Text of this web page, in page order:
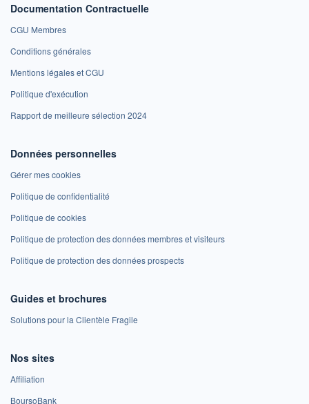
Documentation Contractuelle
CGU Membres
Conditions générales
Mentions légales et CGU
Politique d'exécution
Rapport de meilleure sélection 2024
Données personnelles
Gérer mes cookies
Politique de confidentialité
Politique de cookies
Politique de protection des données membres et visiteurs
Politique de protection des données prospects
Guides et brochures
Solutions pour la Clientèle Fragile
Nos sites
Affiliation
BoursoBank